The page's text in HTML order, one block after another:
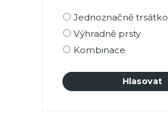
Možnosti
výběru
Jednoznačně trsátko
Výhradně prsty
Kombinace